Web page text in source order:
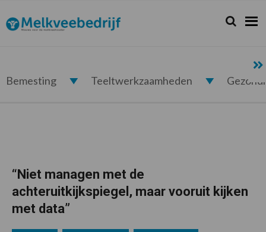
de
hoofdnavigatie
de
hoofd
de
eerste
de
voettekst
Melkveebedrijf.nl Zoeken...
Zoek
Bemesting Teeltwerkzaamheden
“Niet managen met de
achteruitkijkspiegel, maar vooruit kijken
met data”